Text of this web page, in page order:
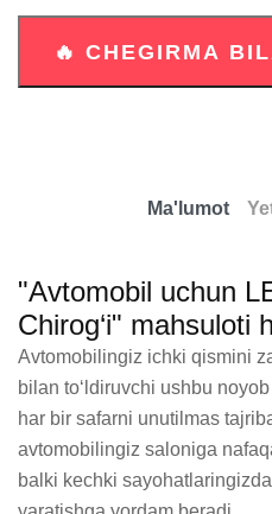
Ma'lumot
"Avtomobil uchun
Chirog‘i" mahsuloti
Avtomobilingiz ichki qismini
bilan to‘ldiruvchi ushbu
har bir safarni unutilmas
avtomobilingiz saloniga
balki kechki